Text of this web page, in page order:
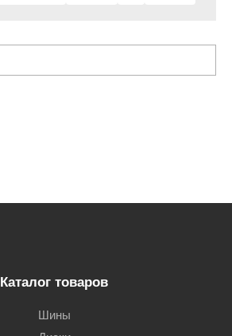
Каталог товаров
Шины